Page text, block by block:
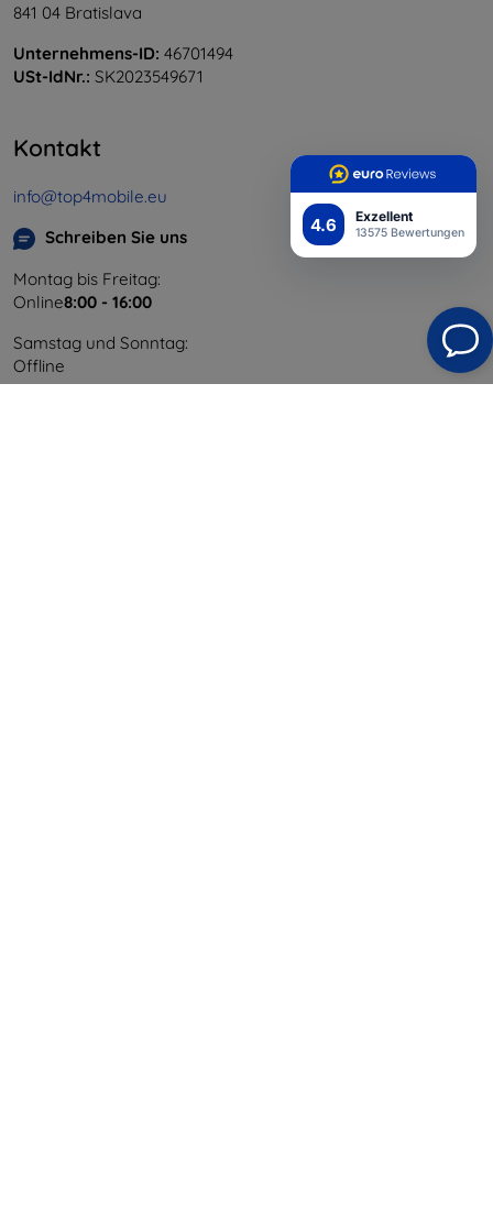
4.6 Exzellent
13575 Bewertungen
841 04 Bratislava
Unternehmens-ID: 46701494
USt-IdNr.: SK2023549671
Kontakt
info@top4mobile.eu
Schreiben Sie uns
Montag bis Freitag:
Online8:00 - 16:00
Samstag und Sonntag:
Offline